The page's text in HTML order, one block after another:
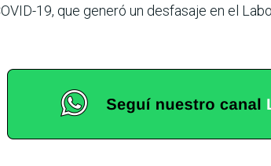
19, que generó un desfasaje en el